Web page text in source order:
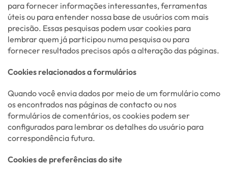
para fornecer informações interessantes, ferramentas
úteis ou para entender nossa base de usuários com mais
precisão. Essas pesquisas podem usar cookies para
lembrar quem já participou numa pesquisa ou para
fornecer resultados precisos após a alteração das páginas.
Cookies relacionados a formulários
Quando você envia dados por meio de um formulário como
os encontrados nas páginas de contacto ou nos
formulários de comentários, os cookies podem ser
configurados para lembrar os detalhes do usuário para
correspondência futura.
Cookies de preferências do site